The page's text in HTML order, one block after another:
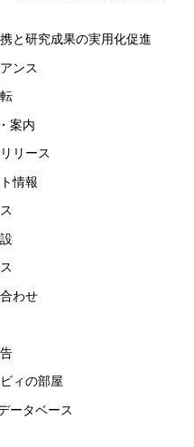
と研究成果の実用化促進
ンス
案内
リース
情報
わせ
ィの部屋
ータベース